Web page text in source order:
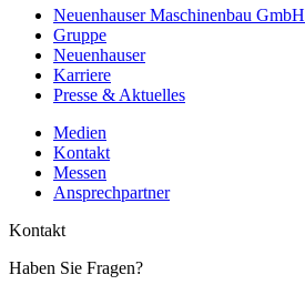
Neuenhauser Maschinenbau GmbH
Gruppe
Neuenhauser
Karriere
Presse & Aktuelles
Medien
Kontakt
Messen
Ansprechpartner
Kontakt
Haben Sie Fragen?